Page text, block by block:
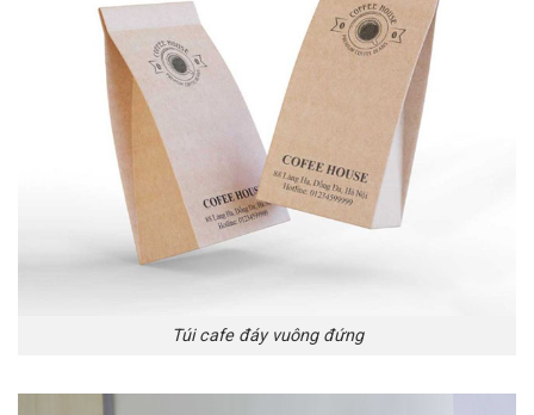
Túi cafe đáy vuông đứng